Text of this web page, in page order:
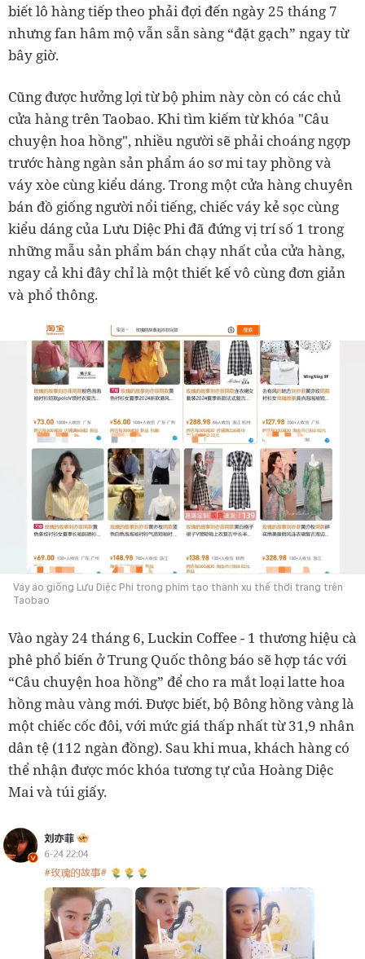
biết lô hàng tiếp theo phải đợi đến ngày 25 tháng 7
nhưng fan hâm mộ vẫn sẵn sàng “đặt gạch” ngay từ
bây giờ.
Cũng được hưởng lợi từ bộ phim này còn có các chủ
cửa hàng trên Taobao. Khi tìm kiếm từ khóa "Câu
chuyện hoa hồng", nhiều người sẽ phải choáng ngợp
trước hàng ngàn sản phẩm áo sơ mi tay phồng và
váy xòe cùng kiểu dáng. Trong một cửa hàng chuyên
bán đồ giống người nổi tiếng, chiếc váy kẻ sọc cùng
kiểu dáng của Lưu Diệc Phi đã đứng vị trí số 1 trong
những mẫu sản phẩm bán chạy nhất của cửa hàng,
ngay cả khi đây chỉ là một thiết kế vô cùng đơn giản
và phổ thông.
Váy áo giống Lưu Diệc Phi trong phim tạo thành xu thế thời trang trên
Taobao
Vào ngày 24 tháng 6, Luckin Coffee - 1 thương hiệu cà
phê phổ biến ở Trung Quốc thông báo sẽ hợp tác với
“Câu chuyện hoa hồng” để cho ra mắt loại latte hoa
hồng màu vàng mới. Được biết, bộ Bông hồng vàng là
một chiếc cốc đôi, với mức giá thấp nhất từ 31,9 nhân
dân tệ (112 ngàn đồng). Sau khi mua, khách hàng có
thể nhận được móc khóa tương tự của Hoàng Diệc
Mai và túi giấy.